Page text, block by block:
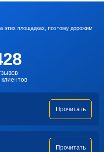
этих площадках, поэтому дорожим
клиентов
Прочитать
Прочитать